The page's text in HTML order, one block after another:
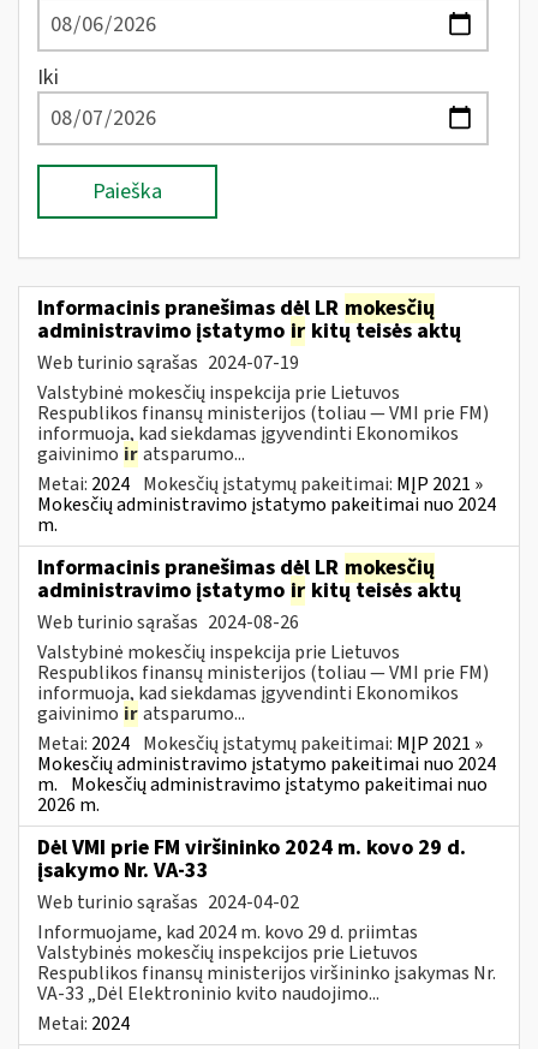
Iki
Paieška
Informacinis pranešimas dėl LR mokesčių
administravimo įstatymo ir kitų teisės aktų
Web turinio sąrašas 2024-07-19
Valstybinė mokesčių inspekcija prie Lietuvos
Respublikos finansų ministerijos (toliau — VMI prie FM)
informuoja, kad siekdamas įgyvendinti Ekonomikos
gaivinimo iratsparumo...
Metai: 2024 Mokesčių įstatymų pakeitimai: MĮP 2021 »
Mokesčių administravimo įstatymo pakeitimai nuo 2024
m.
Informacinis pranešimas dėl LR mokesčių
administravimo įstatymo ir kitų teisės aktų
Web turinio sąrašas 2024-08-26
Valstybinė mokesčių inspekcija prie Lietuvos
Respublikos finansų ministerijos (toliau — VMI prie FM)
informuoja, kad siekdamas įgyvendinti Ekonomikos
gaivinimo iratsparumo...
Metai: 2024 Mokesčių įstatymų pakeitimai: MĮP 2021 »
Mokesčių administravimo įstatymo pakeitimai nuo 2024
m. Mokesčių administravimo įstatymo pakeitimai nuo
2026 m.
Dėl VMI prie FM viršininko 2024 m. kovo 29 d.
įsakymo Nr. VA-33
Web turinio sąrašas 2024-04-02
Informuojame, kad 2024 m. kovo 29 d. priimtas
Valstybinės mokesčių inspekcijos prie Lietuvos
Respublikos finansų ministerijos viršininko įsakymas Nr.
VA-33 „Dėl Elektroninio kvito naudojimo...
Metai: 2024